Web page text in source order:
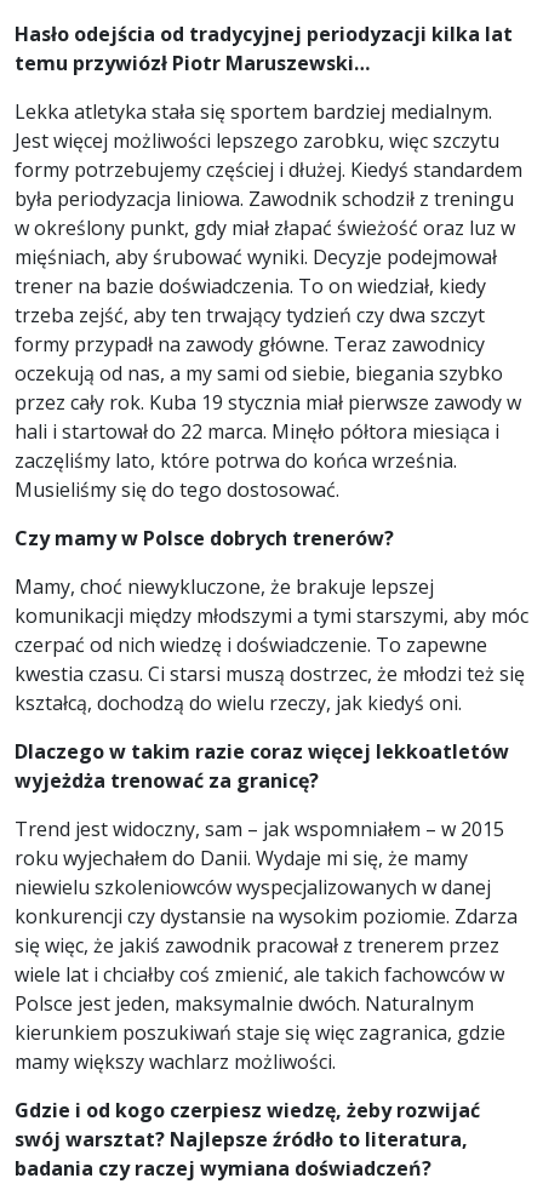
Hasło odejścia od tradycyjnej periodyzacji kilka lat
temu przywiózł Piotr Maruszewski…
Lekka atletyka stała się sportem bardziej medialnym.
Jest więcej możliwości lepszego zarobku, więc szczytu
formy potrzebujemy częściej i dłużej. Kiedyś standardem
była periodyzacja liniowa. Zawodnik schodził z treningu
w określony punkt, gdy miał złapać świeżość oraz luz w
mięśniach, aby śrubować wyniki. Decyzje podejmował
trener na bazie doświadczenia. To on wiedział, kiedy
trzeba zejść, aby ten trwający tydzień czy dwa szczyt
formy przypadł na zawody główne. Teraz zawodnicy
oczekują od nas, a my sami od siebie, biegania szybko
przez cały rok. Kuba 19 stycznia miał pierwsze zawody w
hali i startował do 22 marca. Minęło półtora miesiąca i
zaczęliśmy lato, które potrwa do końca września.
Musieliśmy się do tego dostosować.
Czy mamy w Polsce dobrych trenerów?
Mamy, choć niewykluczone, że brakuje lepszej
komunikacji między młodszymi a tymi starszymi, aby móc
czerpać od nich wiedzę i doświadczenie. To zapewne
kwestia czasu. Ci starsi muszą dostrzec, że młodzi też się
kształcą, dochodzą do wielu rzeczy, jak kiedyś oni.
Dlaczego w takim razie coraz więcej lekkoatletów
wyjeżdża trenować za granicę?
Trend jest widoczny, sam – jak wspomniałem – w 2015
roku wyjechałem do Danii. Wydaje mi się, że mamy
niewielu szkoleniowców wyspecjalizowanych w danej
konkurencji czy dystansie na wysokim poziomie. Zdarza
się więc, że jakiś zawodnik pracował z trenerem przez
wiele lat i chciałby coś zmienić, ale takich fachowców w
Polsce jest jeden, maksymalnie dwóch. Naturalnym
kierunkiem poszukiwań staje się więc zagranica, gdzie
mamy większy wachlarz możliwości.
Gdzie i od kogo czerpiesz wiedzę, żeby rozwijać
swój warsztat? Najlepsze źródło to literatura,
badania czy raczej wymiana doświadczeń?